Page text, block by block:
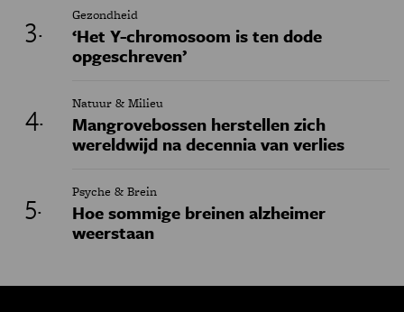
Gezondheid
‘Het Y-chromosoom is ten dode
opgeschreven’
Natuur & Milieu
Mangrovebossen herstellen zich
wereldwijd na decennia van verlies
Psyche & Brein
Hoe sommige breinen alzheimer
weerstaan